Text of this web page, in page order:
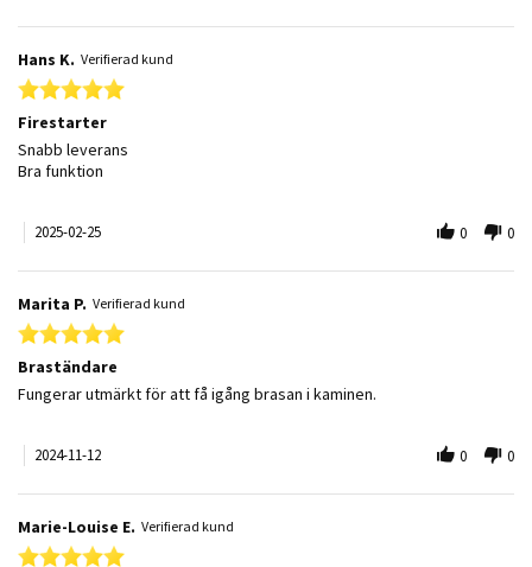
Hans K. Verifierad kund
5.0 star rating
Firestarter
Review by Hans K. on 25 Feb 2025
review stating Firestarter
Snabb leverans
Bra funktion
2025-02-25 0 0
Marita P. Verifierad kund
5.0 star rating
Braständare
Review by Marita P. on 12 Nov 2024
review stating Braständare
Fungerar utmärkt för att få igång brasan i kaminen.
2024-11-12 0 0
Marie-Louise E. Verifierad kund
5.0 star rating